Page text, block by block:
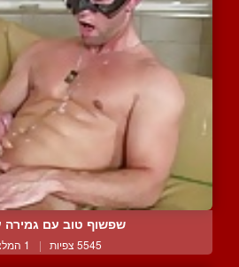
שפשוף טוב עם גמירה
5545 צפיות | 1 המלצות